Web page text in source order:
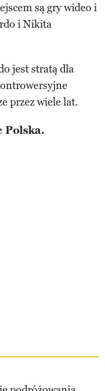
są gry wideo i
i Nikita
jest stratą dla
przez wiele lat.
Polska.